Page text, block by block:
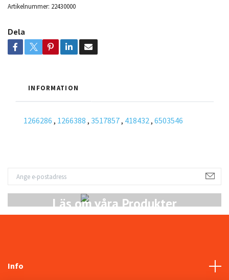
Läs om våra Produkter
Artikelnummer: 22430000
Dela
INFORMATION
1266286 , 1266388 , 3517857, 418432 , 6503546
Info